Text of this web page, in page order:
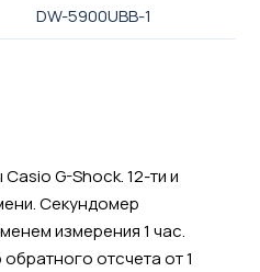
DW-5900UBB-1
G-Shock. 12-ти и
Секундомер
измерения 1 час.
отсчета от 1